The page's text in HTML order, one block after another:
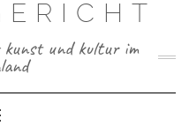
kunst und kultur im